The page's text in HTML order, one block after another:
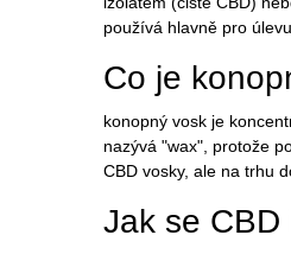
používá hlavně pro
Co je
konopný vosk je
nazývá "wax", protože
CBD vosky, ale na trhu
Jak se